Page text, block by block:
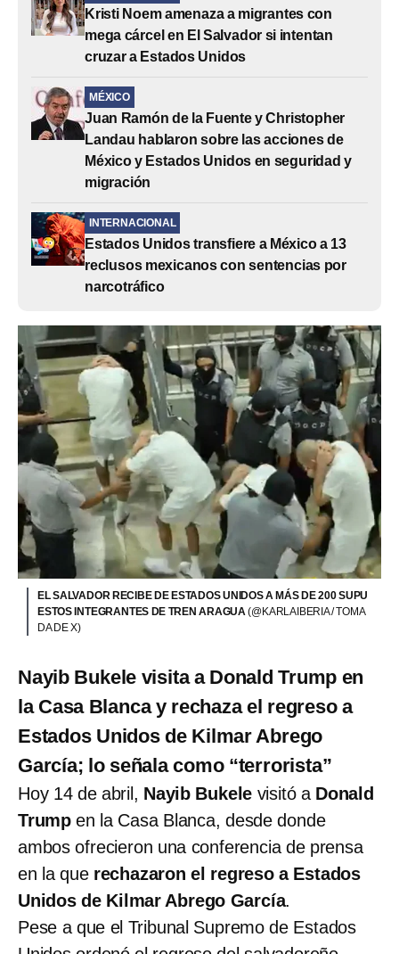
Kristi Noem amenaza a migrantes con
mega cárcel en El Salvador si intentan
cruzar a Estados Unidos
MÉXICO
Juan Ramón de la Fuente y Christopher
Landau hablaron sobre las acciones de
México y Estados Unidos en seguridad y
migración
INTERNACIONAL
Estados Unidos transfiere a México a 13
reclusos mexicanos con sentencias por
narcotráfico
EL SALVADOR RECIBE DE ESTADOS UNIDOS A MÁS DE 200 SUPU
ESTOS INTEGRANTES DE TREN ARAGUA(@KARLAIBERIA / TOMA
DA DE X)
Nayib Bukele visita a Donald Trump en
la Casa Blanca y rechaza el regreso a
Estados Unidos de Kilmar Abrego
García; lo señala como “terrorista”
Hoy 14 de abril, Nayib Bukele visitó a Donald
Trump en la Casa Blanca, desde donde
ambos ofrecieron una conferencia de prensa
en la que rechazaron el regreso a Estados
Unidos de Kilmar Abrego García.
Pese a que el Tribunal Supremo de Estados